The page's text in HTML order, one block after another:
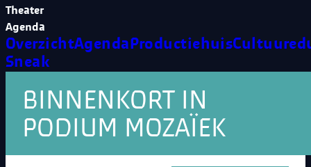
Theater
Agenda
OverzichtAgendaProductiehuis
Sneak
BINNENKORT IN
PODIUM MOZAÏEK